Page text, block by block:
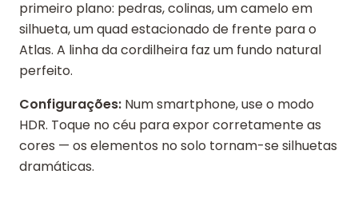
primeiro plano: pedras, colinas, um camelo em
silhueta, um quad estacionado de frente para o
Atlas. A linha da cordilheira faz um fundo natural
perfeito.
Configurações: Num smartphone, use o modo
HDR. Toque no céu para expor corretamente as
cores — os elementos no solo tornam-se silhuetas
dramáticas.